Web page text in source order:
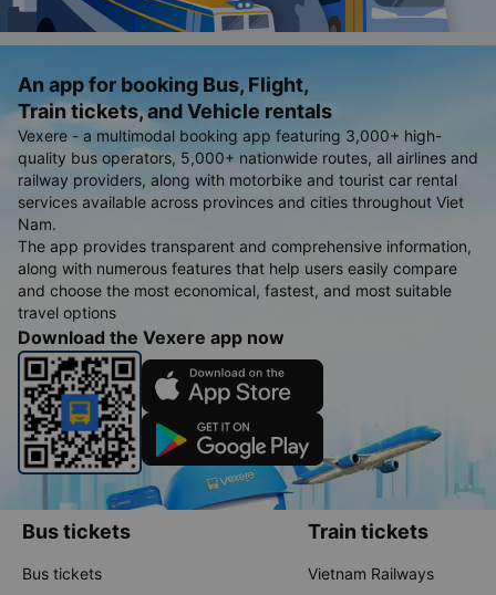
An app for booking Bus, Flight,
Train tickets, and Vehicle rentals
Vexere - a multimodal booking app featuring 3,000+ high-
quality bus operators, 5,000+ nationwide routes, all airlines and
railway providers, along with motorbike and tourist car rental
services available across provinces and cities throughout Viet
Nam.
The app provides transparent and comprehensive information,
along with numerous features that help users easily compare
and choose the most economical, fastest, and most suitable
travel options
Download the Vexere app now
Bus tickets
Bus tickets
Train tickets
Vietnam Railways